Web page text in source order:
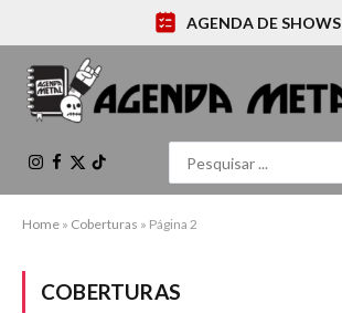
AGENDA DE SHOWS
Instagram
Facebook
X
(Twitter)
TikTok
Home » Coberturas » Página 2
COBERTURAS